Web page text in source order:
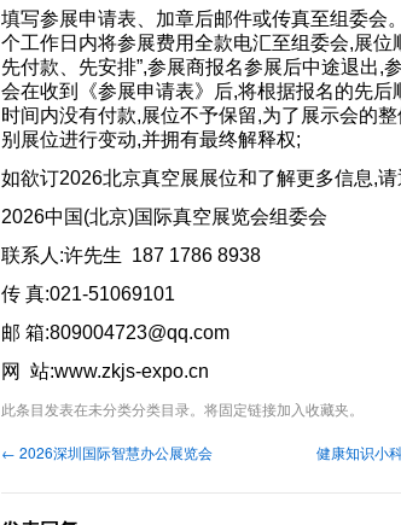
填写参展申请表、加章后邮件或传真至组委会
个工作日内将参展费用全款电汇至组委会,展位
先付款、先安排”,参展商报名参展后中途退出,
会在收到《参展申请表》后,将根据报名的先后
时间内没有付款,展位不予保留,为了展示会的
别展位进行变动,并拥有最终解释权;
如欲订2026北京真空展展位和了解更多信息,
2026中国(北京)国际真空展览会组委会
联系人:许先生 187 1786 8938
传 真:021-51069101
邮 箱:809004723@qq.com
网 站:www.zkjs-expo.cn
此条目发表在未分类分类目录。将固定链接加入收藏夹。
← 2026深圳国际智慧办公展览会 健康知识小